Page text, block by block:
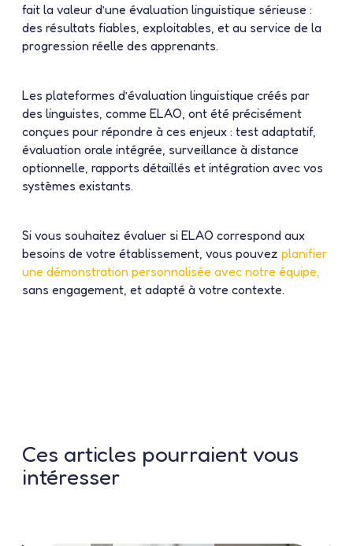
fait la valeur d’une évaluation linguistique sérieuse :
des résultats fiables, exploitables, et au service de la
progression réelle des apprenants.
Les plateformes d’évaluation linguistique créés par
des linguistes, comme ELAO, ont été précisément
conçues pour répondre à ces enjeux : test adaptatif,
évaluation orale intégrée, surveillance à distance
optionnelle, rapports détaillés et intégration avec vos
systèmes existants.
Si vous souhaitez évaluer si ELAO correspond aux
besoins de votre établissement, vous pouvez planifier
une démonstration personnalisée avec notre équipe,
sans engagement, et adapté à votre contexte.
Ces articles pourraient vous
intéresser